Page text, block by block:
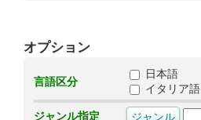
オプション
言語区分
日本語
イタリア語
ジャンル指定